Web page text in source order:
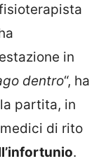
in
dentro“, ha
partita, in
di rito
.